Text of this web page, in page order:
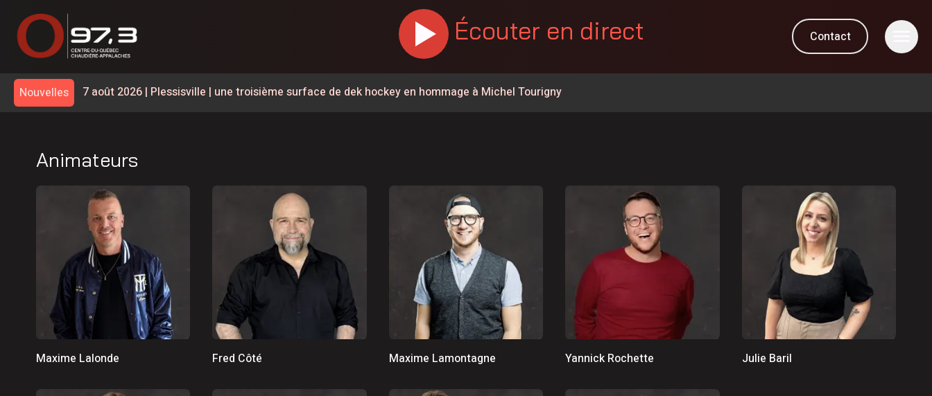
Écouter en direct Contact
Nouvelles 7 août 2026 | Plessisville | une troisième surface de dek hockey en hommage à Michel Tourigny
7 août 2026
La Ligue de hockey junior Maritimes Québec de retour dans Lanaudière
7 août 2026
Une belle programmation pour Mont en fête
7 août 2026 |Les Éleveurs de porcs du Centre-du-Québec ont 60 ans
6 août 2026|600 embarcations vérifiées lors de l’Opération nationale concertée en sécurité nautique de
la SQ
6 août 2026|« Au-delà des 96 M$, c’est l’humain qui est important » : Vincent Bourassa raconte les
débuts de Matthew Bergeron
6 août 2026|Le service d’accouchement suspendu cinq jours à l’Hôtel-Dieu d’Arthabaska
Animateurs
Maxime Lalonde Fred Côté Maxime Lamontagne Yannick Rochette Julie Baril